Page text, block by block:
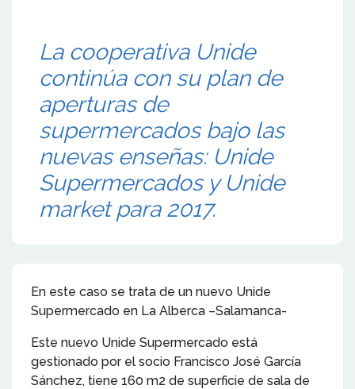
La cooperativa Unide
continúa con su plan de
aperturas de
supermercados bajo las
nuevas enseñas: Unide
Supermercados y Unide
market para 2017.
En este caso se trata de un nuevo Unide
Supermercado en La Alberca –Salamanca-
Este nuevo Unide Supermercado está
gestionado por el socio Francisco José García
Sánchez, tiene 160 m2 de superficie de sala de